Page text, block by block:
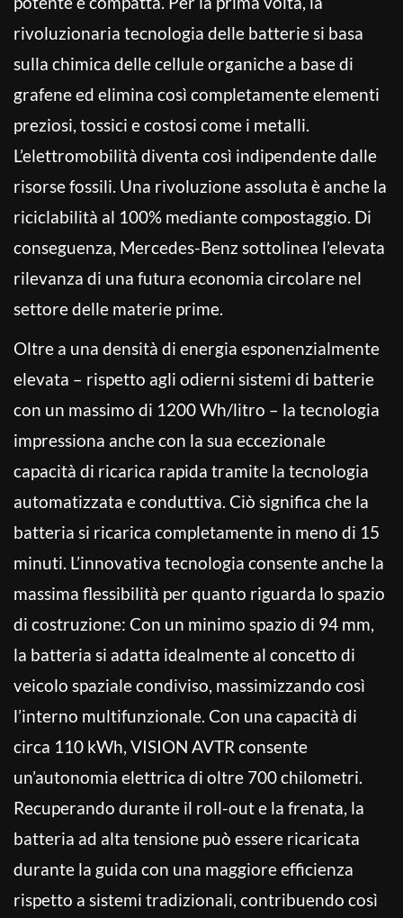
rivoluzionaria tecnologia delle batterie si basa
sulla chimica delle cellule organiche a base di
grafene ed elimina così completamente elementi
preziosi, tossici e costosi come i metalli.
L’elettromobilità diventa così indipendente dalle
risorse fossili. Una rivoluzione assoluta è anche la
riciclabilità al 100% mediante compostaggio. Di
conseguenza, Mercedes-Benz sottolinea l’elevata
rilevanza di una futura economia circolare nel
settore delle materie prime.
Oltre a una densità di energia esponenzialmente
elevata – rispetto agli odierni sistemi di batterie
con un massimo di 1200 Wh/litro – la tecnologia
impressiona anche con la sua eccezionale
capacità di ricarica rapida tramite la tecnologia
automatizzata e conduttiva. Ciò significa che la
batteria si ricarica completamente in meno di 15
minuti. L’innovativa tecnologia consente anche la
massima flessibilità per quanto riguarda lo spazio
di costruzione: Con un minimo spazio di 94 mm,
la batteria si adatta idealmente al concetto di
veicolo spaziale condiviso, massimizzando così
l’interno multifunzionale. Con una capacità di
circa 110 kWh, VISION AVTR consente
un’autonomia elettrica di oltre 700 chilometri.
Recuperando durante il roll-out e la frenata, la
batteria ad alta tensione può essere ricaricata
durante la guida con una maggiore efficienza
rispetto a sistemi tradizionali, contribuendo così